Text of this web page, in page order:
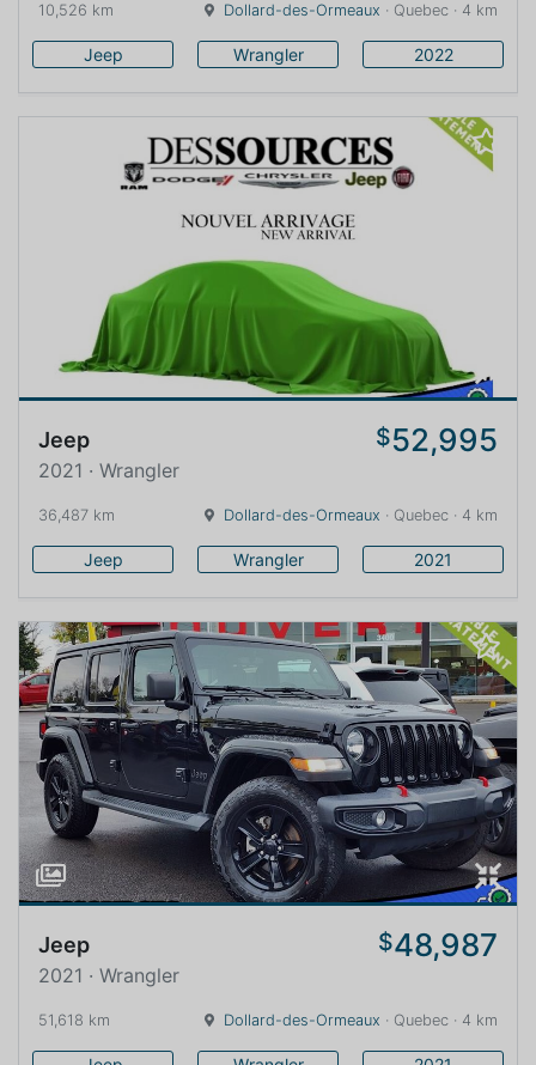
10,526 km Dollard-des-Ormeaux · Quebec · 4 km
Jeep Wrangler 2022
Jeep $52,995
2021 · Wrangler
36,487 km Dollard-des-Ormeaux · Quebec · 4 km
Jeep Wrangler 2021
Jeep $48,987
2021 · Wrangler
51,618 km Dollard-des-Ormeaux · Quebec · 4 km